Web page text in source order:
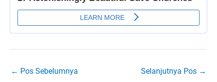
← Pos Sebelumnya Selanjutnya Pos →